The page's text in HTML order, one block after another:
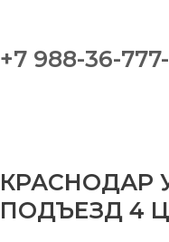
+7 988-36-
КРАСНОДАР
ПОДЪЕЗД 4